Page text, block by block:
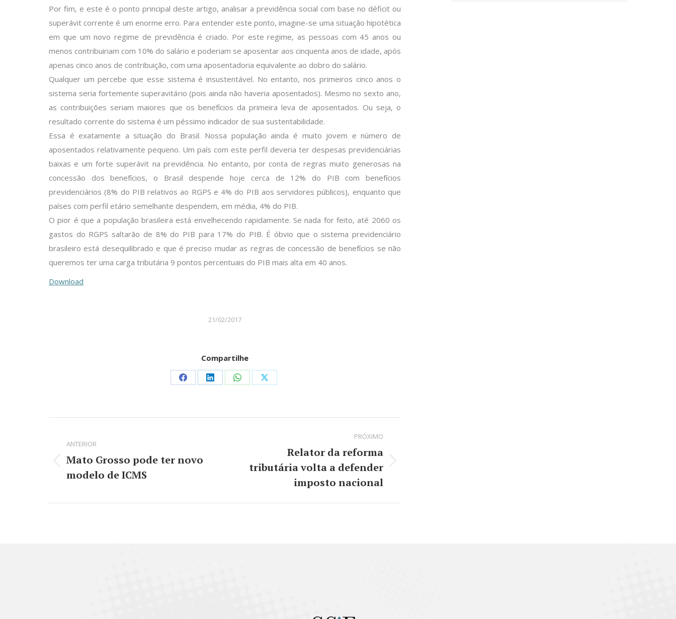
Por fim, e este é o ponto principal deste artigo, analisar a previdência social com base no déficit ou
superávit corrente é um enorme erro. Para entender este ponto, imagine-se uma situação hipotética
em que um novo regime de previdência é criado. Por este regime, as pessoas com 45 anos ou
menos contribuiriam com 10% do salário e poderiam se aposentar aos cinquenta anos de idade, após
apenas cinco anos de contribuição, com uma aposentadoria equivalente ao dobro do salário.
Qualquer um percebe que esse sistema é insustentável. No entanto, nos primeiros cinco anos o
sistema seria fortemente superavitário (pois ainda não haveria aposentados). Mesmo no sexto ano,
as contribuições seriam maiores que os benefícios da primeira leva de aposentados. Ou seja, o
resultado corrente do sistema é um péssimo indicador de sua sustentabilidade.
Essa é exatamente a situação do Brasil. Nossa população ainda é muito jovem e número de
aposentados relativamente pequeno. Um país com este perfil deveria ter despesas previdenciárias
baixas e um forte superávit na previdência. No entanto, por conta de regras muito generosas na
concessão dos benefícios, o Brasil despende hoje cerca de 12% do PIB com benefícios
previdenciários (8% do PIB relativos ao RGPS e 4% do PIB aos servidores públicos), enquanto que
países com perfil etário semelhante despendem, em média, 4% do PIB.
O pior é que a população brasileira está envelhecendo rapidamente. Se nada for feito, até 2060 os
gastos do RGPS saltarão de 8% do PIB para 17% do PIB. É óbvio que o sistema previdenciário
brasileiro está desequilibrado e que é preciso mudar as regras de concessão de benefícios se não
queremos ter uma carga tributária 9 pontos percentuais do PIB mais alta em 40 anos.
Download
21/02/2017
Compartilhe
Share
Facebook
Share
LinkedIn
Share
WhatsApp
Share
X
de
post:
ANTERIOR
Post
anterior:
Mato Grosso pode ter novo
modelo de ICMS
PRÓXIMO
Próximo
Relator da reforma
tributária volta a defender
imposto nacional